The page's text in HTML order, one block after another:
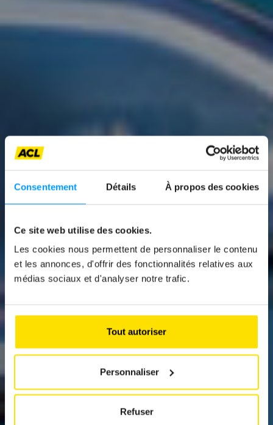
Consentement Détails À propos des cookies
Ce site web utilise des cookies.
Les cookies nous permettent de personnaliser le contenu
et les annonces, d'offrir des fonctionnalités relatives aux
médias sociaux et d'analyser notre trafic.
Tout autoriser
Personnaliser
Refuser
News
MINI ACEMAN –
JOHN COOPER
The urban electrified crossover